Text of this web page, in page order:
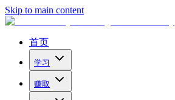
Skip to main content
首页
学习
赚取